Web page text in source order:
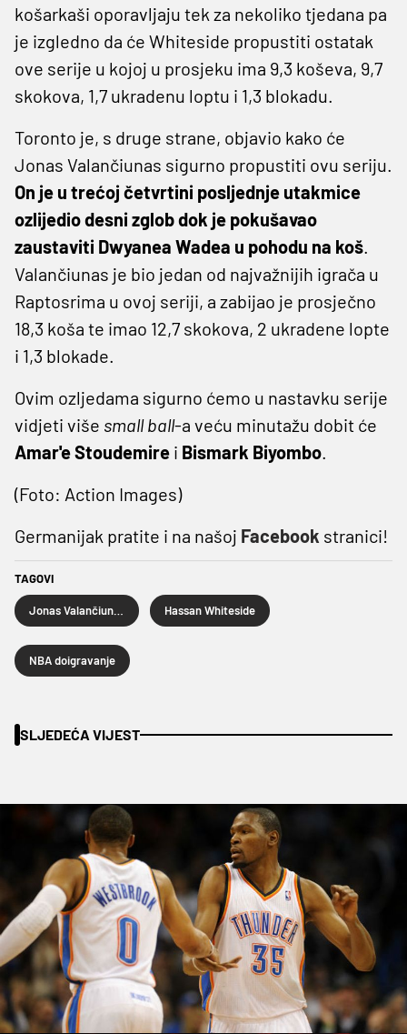
košarkaši oporavljaju tek za nekoliko tjedana pa
je izgledno da će Whiteside propustiti ostatak
ove serije u kojoj u prosjeku ima 9,3 koševa, 9,7
skokova, 1,7 ukradenu loptu i 1,3 blokadu.
Toronto je, s druge strane, objavio kako će
Jonas Valančiunas sigurno propustiti ovu seriju.
On je u trećoj četvrtini posljednje utakmice
ozlijedio desni zglob dok je pokušavao
zaustaviti Dwyanea Wadea u pohodu na koš.
Valančiunas je bio jedan od najvažnijih igrača u
Raptosrima u ovoj seriji, a zabijao je prosječno
18,3 koša te imao 12,7 skokova, 2 ukradene lopte
i 1,3 blokade.
Ovim ozljedama sigurno ćemo u nastavku serije
vidjeti više small ball-a veću minutažu dobit će
Amar'e Stoudemire i Bismark Biyombo.
(Foto: Action Images)
Germanijak pratite i na našoj Facebook stranici!
TAGOVI
Hassan Whiteside
NBA doigravanje
SLJEDEĆA VIJEST